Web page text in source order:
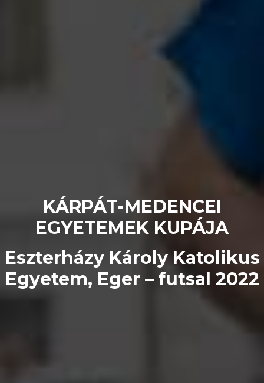
KÁRPÁT-MEDENCEI
EGYETEMEK KUPÁJA
Eszterházy Károly Katolikus
Egyetem, Eger – futsal 2022